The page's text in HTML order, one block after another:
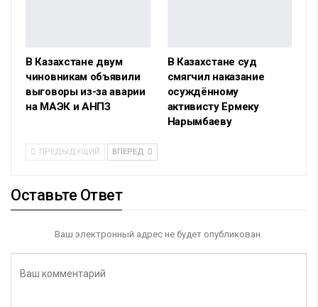
В Казахстане двум
чиновникам объявили
выговоры из-за аварии
на МАЭК и АНПЗ
В Казахстане суд
смягчил наказание
осуждённому
активисту Ермеку
Нарымбаеву
ПРЕДЫДУЩИЙ ВПЕРЕД
Оставьте Ответ
Ваш электронный адрес не будет опубликован.